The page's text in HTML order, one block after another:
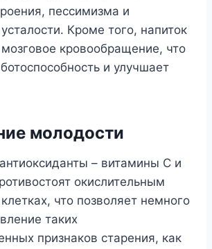
пессимизма и
Кроме того, напиток
кровообращение, что
и улучшает
молодости
– витамины С и
окислительным
что позволяет немного
таких
признаков старения, как